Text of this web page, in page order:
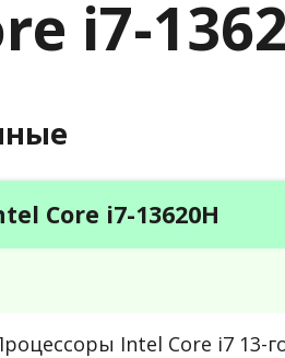
i7-
Core i7-13620H
Intel Core i7 13-